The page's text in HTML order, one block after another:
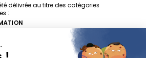
délivrée au titre des catégories
:
PAR APPRENTISSAGE